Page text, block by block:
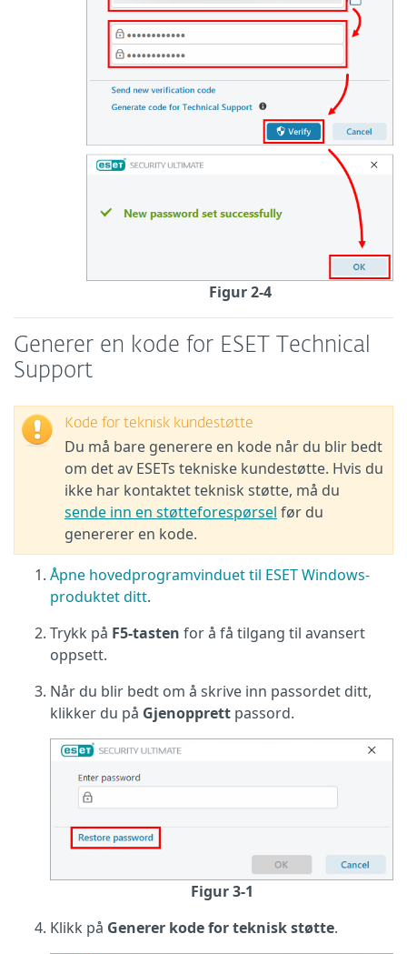
Figur 2-4
Generer en kode for ESET Technical
Support
Kode for teknisk kundestøtte
Du må bare generere en kode når du blir bedt
om det av ESETs tekniske kundestøtte. Hvis du
ikke har kontaktet teknisk støtte, må du
sende inn en støtteforespørsel før du
genererer en kode.
Åpne hovedprogramvinduet til ESET Windows-
produktet ditt.
Trykk på F5-tasten for å få tilgang til avansert
oppsett.
Når du blir bedt om å skrive inn passordet ditt,
klikker du på Gjenopprett passord.
Figur 3-1
Klikk på Generer kode for teknisk støtte.